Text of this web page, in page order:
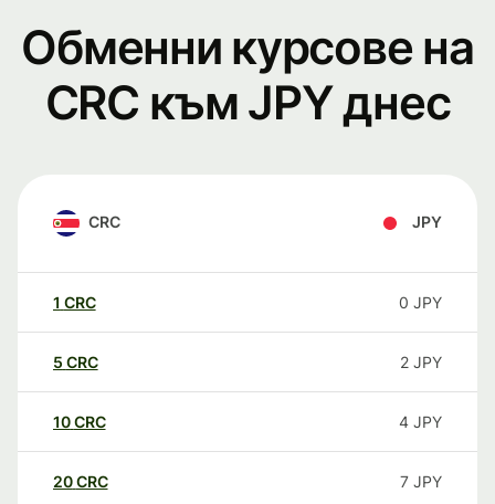
Обменни курсове на
CRC към JPY днес
CRC JPY
1 CRC 0 JPY
5 CRC 2 JPY
10CRC 4 JPY
20CRC 7 JPY